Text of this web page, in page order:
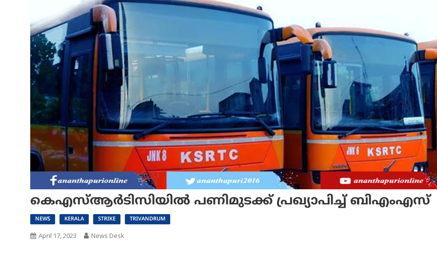
കെഎസ്ആർടിസിയിൽ പണിമുടക്ക് പ്രഖ്യാപിച്ച് ബിഎംഎസ്
NEWS KERALA STRIKE TRIVANDRUM
April 17, 2023 News Desk